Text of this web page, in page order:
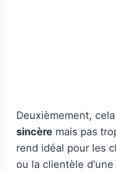
Deuxièmement,
sincère mais pas
rend idéal pour les
ou la clientèle